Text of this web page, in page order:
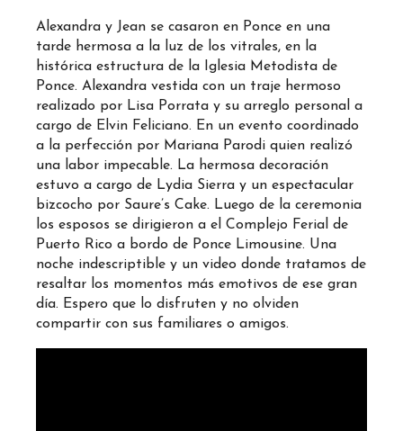
Alexandra y Jean se casaron en Ponce en una
tarde hermosa a la luz de los vitrales, en la
histórica estructura de la Iglesia Metodista de
Ponce. Alexandra vestida con un traje hermoso
realizado por Lisa Porrata y su arreglo personal a
cargo de Elvin Feliciano. En un evento coordinado
a la perfección por Mariana Parodi quien realizó
una labor impecable. La hermosa decoración
estuvo a cargo de Lydia Sierra y un espectacular
bizcocho por Saure’s Cake. Luego de la ceremonia
los esposos se dirigieron a el Complejo Ferial de
Puerto Rico a bordo de Ponce Limousine. Una
noche indescriptible y un video donde tratamos de
resaltar los momentos más emotivos de ese gran
día. Espero que lo disfruten y no olviden
compartir con sus familiares o amigos.